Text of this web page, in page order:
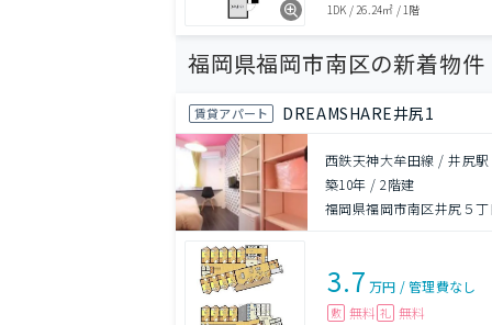
1DK /26.24㎡ /1階
福岡県福岡市南区の新着物件
賃貸アパート DREAMSHARE井尻1
西鉄天神大牟田線 / 井尻
築10年 /2階建
福岡県福岡市南区井尻５丁
3.7 万円 /管理費なし
敷 無料 礼 無料